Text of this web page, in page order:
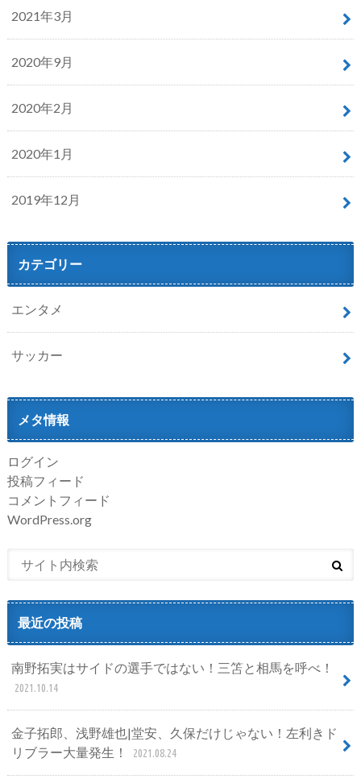
2021年3月
2020年9月
2020年2月
2020年1月
2019年12月
カテゴリー
エンタメ
サッカー
メタ情報
ログイン
投稿フィード
コメントフィード
WordPress.org
最近の投稿
南野拓実はサイドの選手ではない！三笘と相馬を呼べ！
2021.10.14
金子拓郎、浅野雄也|堂安、久保だけじゃない！左利きド
リブラー大量発生！
2021.08.24